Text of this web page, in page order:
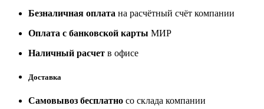
Безналичная оплата на расчётный счёт компании
Оплата с банковской карты МИР
Наличный расчет в офисе
Доставка
Самовывоз бесплатно со склада компании